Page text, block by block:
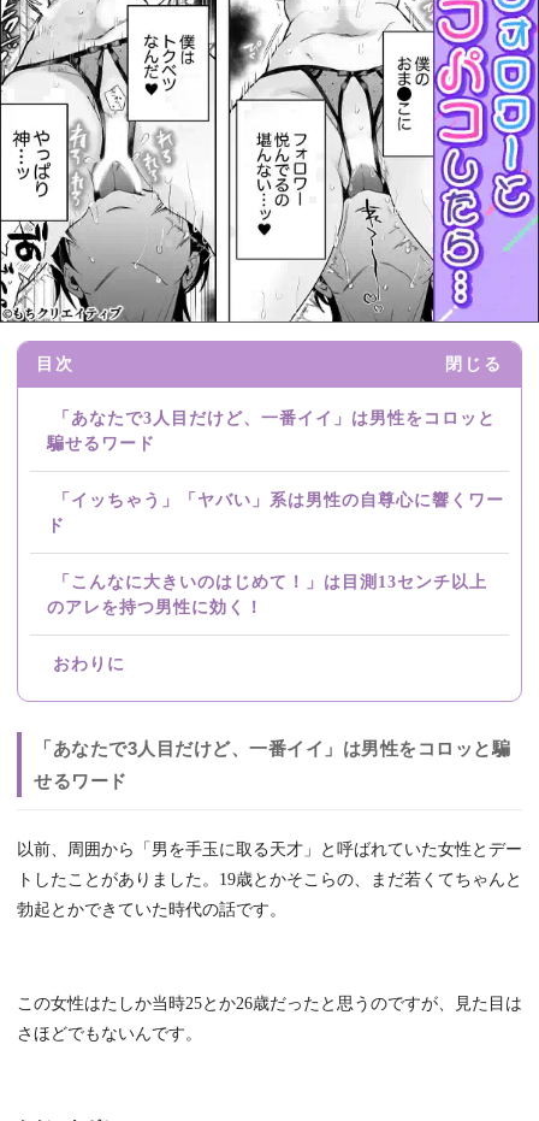
目次 閉じる
「あなたで3人目だけど、一番イイ」は男性をコロッと
騙せるワード
「イッちゃう」「ヤバい」系は男性の自尊心に響くワー
ド
「こんなに大きいのはじめて！」は目測13センチ以上
のアレを持つ男性に効く！
おわりに
「あなたで3人目だけど、一番イイ」は男性をコロッと騙
せるワード
以前、周囲から「男を手玉に取る天才」と呼ばれていた女性とデー
トしたことがありました。19歳とかそこらの、まだ若くてちゃんと
勃起とかできていた時代の話です。
この女性はたしか当時25とか26歳だったと思うのですが、見た目は
さほどでもないんです。